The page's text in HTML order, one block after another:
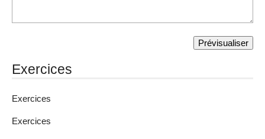
Exercices
Exercices
Exercices